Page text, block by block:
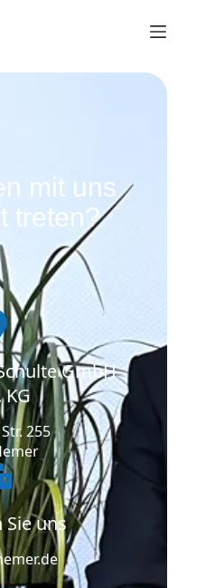
mit uns
treten?
GmbH
KG
255
Sie uns